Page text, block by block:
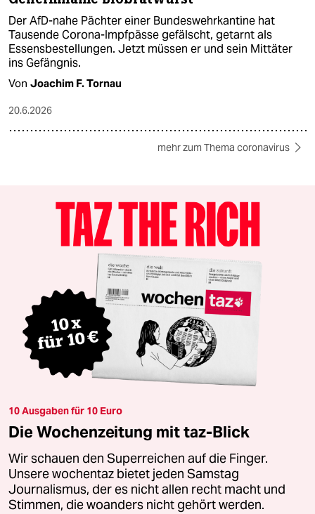
Der AfD-nahe Pächter einer Bundeswehrkantine hat
Tausende Corona-Impfpässe gefälscht, getarnt als
Essensbestellungen. Jetzt müssen er und sein Mittäter
ins Gefängnis.
Von Joachim F. Tornau
20.6.2026
mehr zum Thema coronavirus
10 Ausgaben für 10 Euro
Die Wochenzeitung mit taz-Blick
Wir schauen den Superreichen auf die Finger.
Unsere wochentaz bietet jeden Samstag
Journalismus, der es nicht allen recht macht und
Stimmen, die woanders nicht gehört werden.